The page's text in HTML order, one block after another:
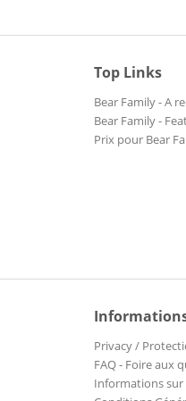
Top Links
Bear Family - A
Bear Family -
Prix pour Bear
Privacy /
FAQ - Foire aux
Informations sur